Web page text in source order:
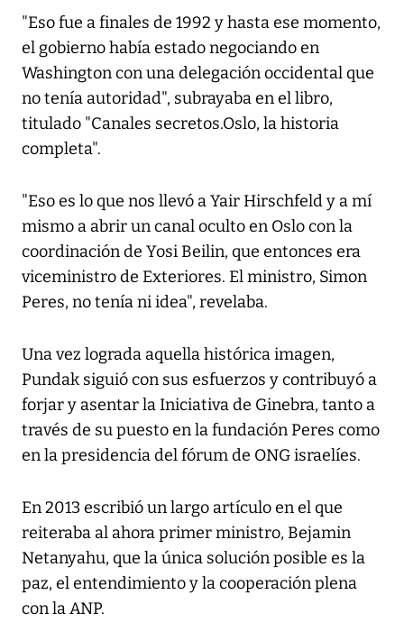
"Eso fue a finales de 1992 y hasta ese momento,
el gobierno había estado negociando en
Washington con una delegación occidental que
no tenía autoridad", subrayaba en el libro,
titulado "Canales secretos.Oslo, la historia
completa".
"Eso es lo que nos llevó a Yair Hirschfeld y a mí
mismo a abrir un canal oculto en Oslo con la
coordinación de Yosi Beilin, que entonces era
viceministro de Exteriores. El ministro, Simon
Peres, no tenía ni idea", revelaba.
Una vez lograda aquella histórica imagen,
Pundak siguió con sus esfuerzos y contribuyó a
forjar y asentar la Iniciativa de Ginebra, tanto a
través de su puesto en la fundación Peres como
en la presidencia del fórum de ONG israelíes.
En 2013 escribió un largo artículo en el que
reiteraba al ahora primer ministro, Bejamin
Netanyahu, que la única solución posible es la
paz, el entendimiento y la cooperación plena
con la ANP.